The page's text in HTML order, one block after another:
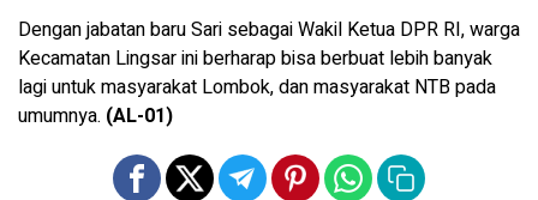
Dengan jabatan baru Sari sebagai Wakil Ketua DPR RI, warga
Kecamatan Lingsar ini berharap bisa berbuat lebih banyak
lagi untuk masyarakat Lombok, dan masyarakat NTB pada
umumnya. (AL-01)